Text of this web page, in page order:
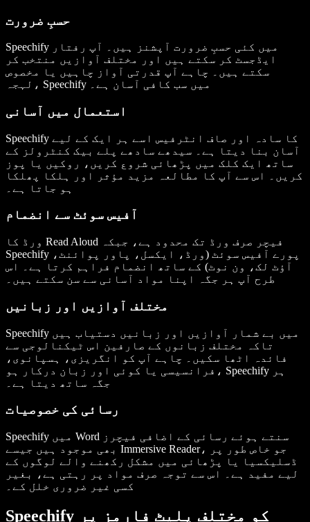
حسبِ ضرورت
Speechify میں کئی حسبِ ضرورت آپشنز ہیں۔ آپ رفتار
ایڈجسٹ کر سکتے ہیں اور مختلف آوازیں منتخب کر
سکتے ہیں۔ چاہے آپ قدرتی آواز چاہیں یا مخصوص
لہجہ، Speechify میں سب کافی آسان ہے۔
استعمال میں آسانی
Speechify کا سادہ اور صاف انٹرفیس اسے ہر ایک کے لیے
آسان بنا دیتا ہے۔ سیدھے سادھے پلے بیک کنٹرولز کے
ساتھ ایک کلک میں پڑھائی شروع کریں، روکیں یا پوز
کریں۔ اس سے آپ کا مطالعہ مزید مؤثر اور ہلکا پھلکا
ہو جاتا ہے۔
آفیس سوئٹ سے انضمام
ورڈ کا Read Aloud فیچر صرف ورڈ تک محدود ہے، جبکہ
Speechify پورے آفیس سوئٹ (ورڈ، ایکسل، پاور پوائنٹ،
آؤٹ لک، ون نوٹ) کے ساتھ انضمام فراہم کرتا ہے۔ اس
طرح آپ ہر جگہ اپنا مواد آسانی سے سن سکتے ہیں۔
مختلف آوازیں اور زبانیں
Speechify میں بے شمار آوازیں اور زبانیں دستیاب ہیں
تاکہ مختلف زبانوں کے صارفین اس ٹیکنالوجی سے
فائدہ اٹھا سکیں۔ چاہے آپ کو انگریزی، ہسپانوی،
فرانسیسی یا کوئی اور زبان درکار ہو، Speechify ہر
جگہ ساتھ دیتا ہے۔
رسائی کی خصوصیات
Speechify میں Word سنتے ہوئے رسائی کے اضافی فیچرز
بھی موجود ہیں جیسے Immersive Reader، جو خاص طور پر
ڈسلیکسیا یا پڑھائی میں مشکل رکھنے والے لوگوں کے
لیے مفید ہے۔ اس سے توجہ صرف مواد پر رہتی ہے، بغیر
کسی غیر ضروری خلل کے۔
Speechify کو مختلف پلیٹ فارمز پر